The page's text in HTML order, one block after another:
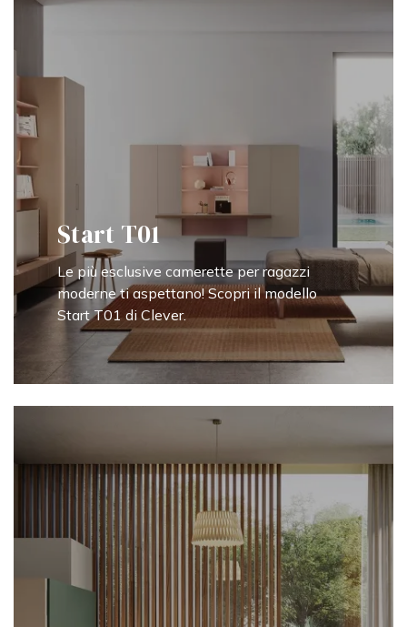
Start T01
Le più esclusive camerette per ragazzi
moderne ti aspettano! Scopri il modello
Start T01 di Clever.